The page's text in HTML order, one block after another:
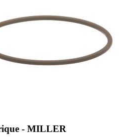
- MILLER